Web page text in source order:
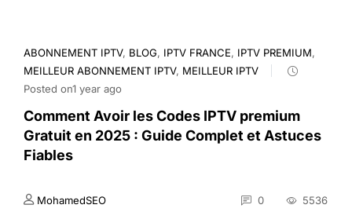
ABONNEMENT IPTV, BLOG, IPTV FRANCE, IPTV PREMIUM,
MEILLEUR ABONNEMENT IPTV, MEILLEUR IPTV
Posted on1 year ago
Comment Avoir les Codes IPTV premium
Gratuit en 2025 : Guide Complet et Astuces
Fiables
MohamedSEO 0 5536